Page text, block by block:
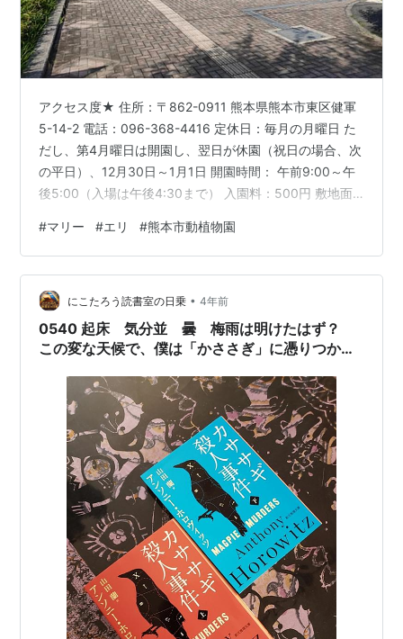
アクセス度★ 住所：〒862-0911 熊本県熊本市東区健軍
5-14-2 電話：096-368-4416 定休日：毎月の月曜日 た
だし、第4月曜日は開園し、翌日が休園（祝日の場合、次
の平日）、12月30日～1月1日 開園時間： 午前9:00～午
後5:00（入場は午後4:30まで） 入園料：500円 敷地面
せん） 最寄り駅：市電「健軍行」乗車、「動植物園入
口」下車、徒歩10分 バス桜町バスターミナル25番乗り
場、上熊本駅から動植物園西口行「動植物園前」下車、
徒歩2分 どんな動物園？ 都市型というのでしょうか。バ
スでも市電でもアクセスでき、あ…
#マリー #エリ #熊本市動植物園
にこたろう読書室の日乗 • 4年前
0540 起床 気分並 曇 梅雨は明けたはず？
この変な天候で、僕は「かささぎ」に憑りつかれ